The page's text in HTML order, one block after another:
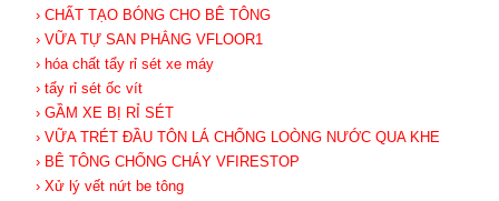
› CHẤT TẠO BÓNG CHO BÊ TÔNG
› VỮA TỰ SAN PHẲNG VFLOOR1
› hóa chất tẩy rỉ sét xe máy
› tẩy rỉ sét ốc vít
› GẦM XE BỊ RỈ SÉT
› VỮA TRÉT ĐẦU TÔN LÁ CHỐNG LOÒNG NƯỚC QUA KHE
› BÊ TÔNG CHỐNG CHÁY VFIRESTOP
› Xử lý vết nứt be tông